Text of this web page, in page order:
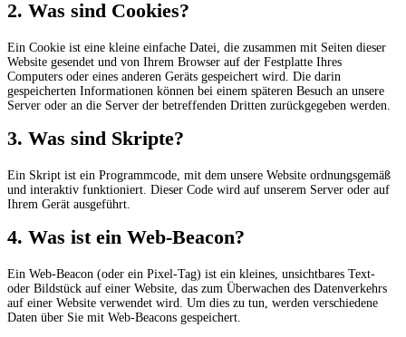
2. Was sind Cookies?
Ein Cookie ist eine kleine einfache Datei, die zusammen mit Seiten dieser
Website gesendet und von Ihrem Browser auf der Festplatte Ihres
Computers oder eines anderen Geräts gespeichert wird. Die darin
gespeicherten Informationen können bei einem späteren Besuch an unsere
Server oder an die Server der betreffenden Dritten zurückgegeben werden.
3. Was sind Skripte?
Ein Skript ist ein Programmcode, mit dem unsere Website ordnungsgemäß
und interaktiv funktioniert. Dieser Code wird auf unserem Server oder auf
Ihrem Gerät ausgeführt.
4. Was ist ein Web-Beacon?
Ein Web-Beacon (oder ein Pixel-Tag) ist ein kleines, unsichtbares Text-
oder Bildstück auf einer Website, das zum Überwachen des Datenverkehrs
auf einer Website verwendet wird. Um dies zu tun, werden verschiedene
Daten über Sie mit Web-Beacons gespeichert.